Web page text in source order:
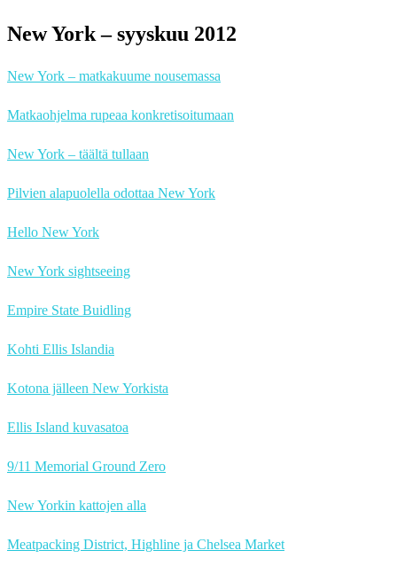
New York – syyskuu 2012
New York – matkakuume nousemassa
Matkaohjelma rupeaa konkretisoitumaan
New York – täältä tullaan
Pilvien alapuolella odottaa New York
Hello New York
New York sightseeing
Empire State Buidling
Kohti Ellis Islandia
Kotona jälleen New Yorkista
Ellis Island kuvasatoa
9/11 Memorial Ground Zero
New Yorkin kattojen alla
Meatpacking District, Highline ja Chelsea Market